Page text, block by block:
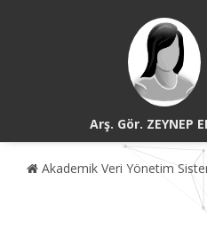
Arş. Gör. ZEYNEP
Akademik Veri Yönetim